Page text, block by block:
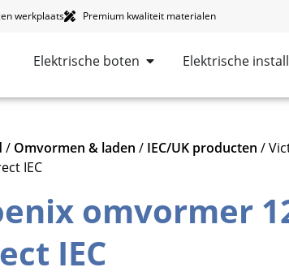
werkplaats Premium kwaliteit materialen
Elektrische boten Elektrische
/ Omvormen & laden / IEC/UK producten /
IEC
omvormer
IEC